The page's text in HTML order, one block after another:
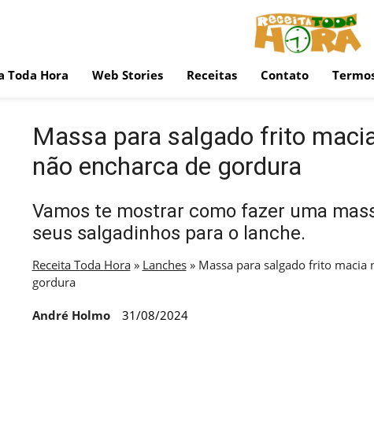
Toda Hora Web Stories Receitas Contato
Massa para salgado frito
não encharca de gordura
Vamos te mostrar como fazer uma
seus salgadinhos para o lanche.
Receita Toda Hora» Lanches» Massa para salgado frito macia
gordura
André Holmo 31/08/2024